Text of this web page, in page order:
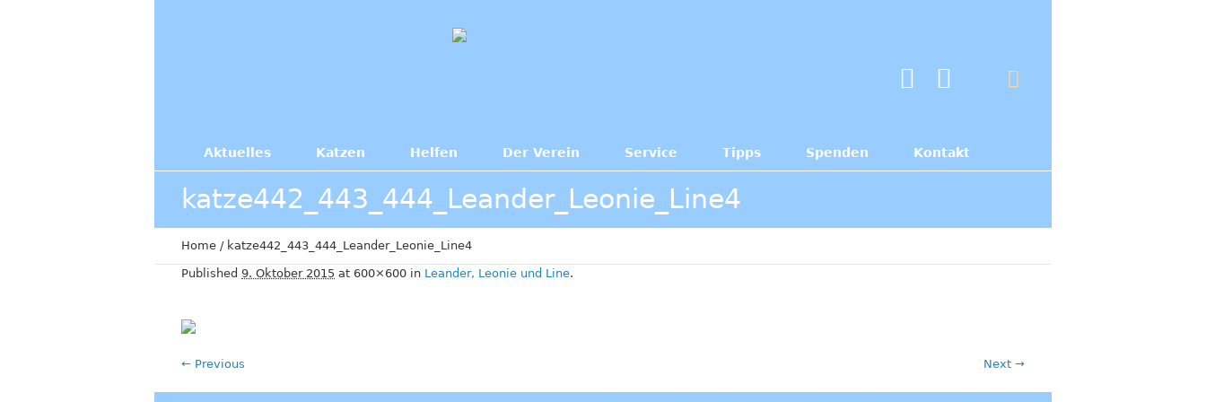
Aktuelles Katzen Helfen Der Verein Service Tipps Spenden Kontakt
katze442_443_444_Leander_Leonie_Line4
Home / katze442_443_444_Leander_Leonie_Line4
Published 9. Oktober 2015 at 600×600 in Leander, Leonie und Line.
← Previous Next →